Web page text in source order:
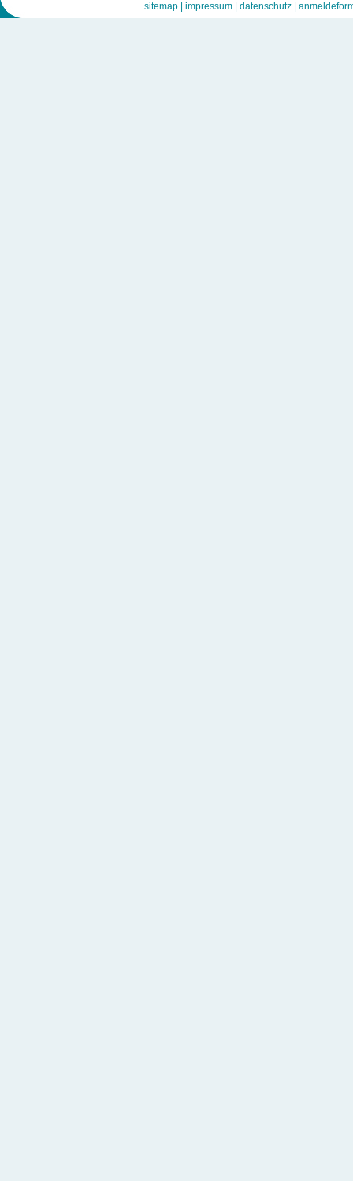
sitemap | impressum | datenschutz |